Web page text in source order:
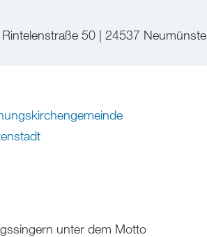
50 | 24537
unter dem Motto